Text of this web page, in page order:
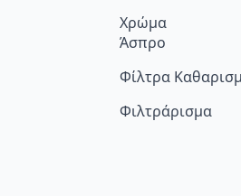
Χρώμα
Άσπρο
Φίλτρα
Φιλτράρισμα